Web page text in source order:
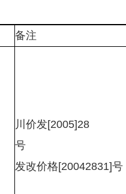
备注
川价发[2005]28
发改价格[20042831]号